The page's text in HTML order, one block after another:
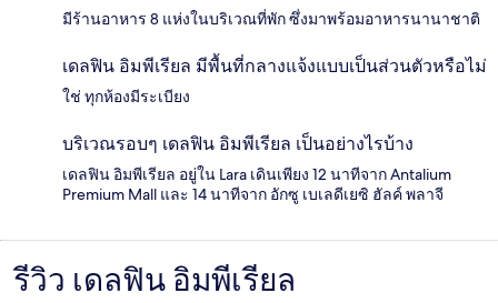
มีร้านอาหาร 8 แห่งในบริเวณที่พัก ซึ่งมาพร้อมอาหารนานาชาติ
เดลฟิน อิมพีเรียล มีพื้นที่กลางแจ้งแบบเป็นส่วนตัวหรือไม่
ใช่ ทุกห้องมีระเบียง
บริเวณรอบๆ เดลฟิน อิมพีเรียล เป็นอย่างไรบ้าง
เดลฟิน อิมพีเรียล อยู่ใน Lara เดินเพียง 12 นาทีจาก Antalium
Premium Mall และ 14 นาทีจาก อักซู เบเลดีเยซิ ฮัลค์ พลาจี
รีวิว
รีวิว เดลฟิน อิมพีเรียล